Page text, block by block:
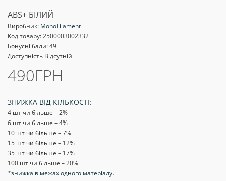
ABS+ БІЛИЙ
Виробник: MonoFilament
Код товару:2500003002332
Бонусні бали: 49
Доступність Відсутній
490ГРН
ЗНИЖКА ВІД КІЛЬКОСТІ:
4 шт чи більше – 2%
6 шт чи більше – 4%
10 шт чи більше – 7%
15 шт чи більше – 12%
35 шт чи більше – 17%
100 шт чи більше – 20%
*знижка в межах одного матеріалу.